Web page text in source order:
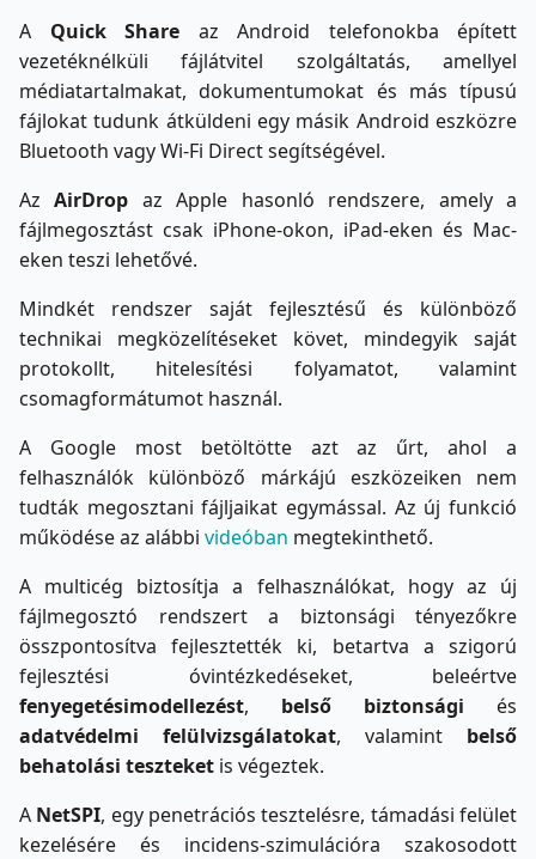
A Quick Share az Android telefonokba épített
vezetéknélküli fájlátvitel szolgáltatás, amellyel
médiatartalmakat, dokumentumokat és más típusú
fájlokat tudunk átküldeni egy másik Android eszközre
Bluetooth vagy Wi-Fi Direct segítségével.
AzAirDrop az Apple hasonló rendszere, amely a
fájlmegosztást csak iPhone-okon, iPad-eken és Mac-
eken teszi lehetővé.
Mindkét rendszer saját fejlesztésű és különböző
technikai megközelítéseket követ, mindegyik saját
protokollt, hitelesítési folyamatot, valamint
csomagformátumot használ.
A Google most betöltötte azt az űrt, ahol a
felhasználók különböző márkájú eszközeiken nem
tudták megosztani fájljaikat egymással. Az új funkció
működése az alábbi videóban megtekinthető.
A multicég biztosítja a felhasználókat, hogy az új
fájlmegosztó rendszert a biztonsági tényezőkre
összpontosítva fejlesztették ki, betartva a szigorú
fejlesztési óvintézkedéseket, beleértve
fenyegetésimodellezést, belső biztonsági és
adatvédelmi felülvizsgálatokat, valamint belső
behatolási teszteket is végeztek.
A NetSPI, egy penetrációs tesztelésre, támadási felület
kezelésére és incidens-szimulációra szakosodott